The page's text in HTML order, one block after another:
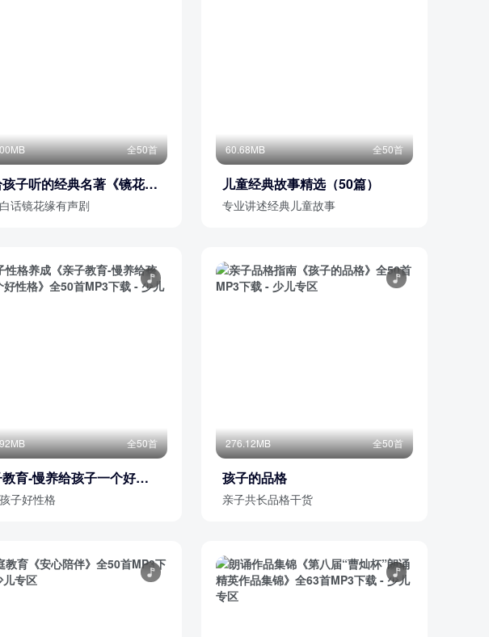
全50首
子听的经典名著《镜花
话镜花缘有声剧
60.68MB 全50首
儿童经典故事精选（50篇）
专业讲述经典儿童故事
全50首
育-慢养给孩子一个好性
子好性格
276.12MB 全50首
孩子的品格
亲子共长品格干货